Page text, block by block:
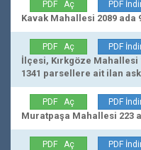
PDF Aç PDF
Kavak Mahallesi 2089 ada
PDF Aç PDF
İlçesi, Kırkgöze Mahallesi
1341 parsellere ait ilan
PDF Aç PDF
Muratpaşa Mahallesi 223
PDF Aç PDF